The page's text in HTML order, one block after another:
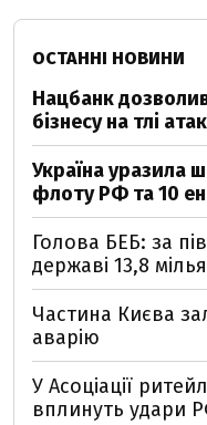
ОСТАННІ НОВИНИ
Нацбанк
бізнесу на тлі
Україна уразила
флоту РФ та 10
Голова БЕБ: за
державі 13,8
Частина Києва
аварію
У Асоціації
вплинуть удари